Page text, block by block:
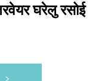
घरेलु रसोई